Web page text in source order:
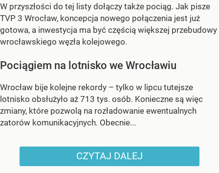
W przyszłości do tej listy dołączy także pociąg. Jak pisze
TVP 3 Wrocław, koncepcja nowego połączenia jest już
gotowa, a inwestycja ma być częścią większej przebudowy
wrocławskiego węzła kolejowego.
Pociągiem na lotnisko we Wrocławiu
Wrocław bije kolejne rekordy – tylko w lipcu tutejsze
lotnisko obsłużyło aż 713 tys. osób. Konieczne są więc
zmiany, które pozwolą na rozładowanie ewentualnych
zatorów komunikacyjnych. Obecnie...
CZYTAJ DALEJ